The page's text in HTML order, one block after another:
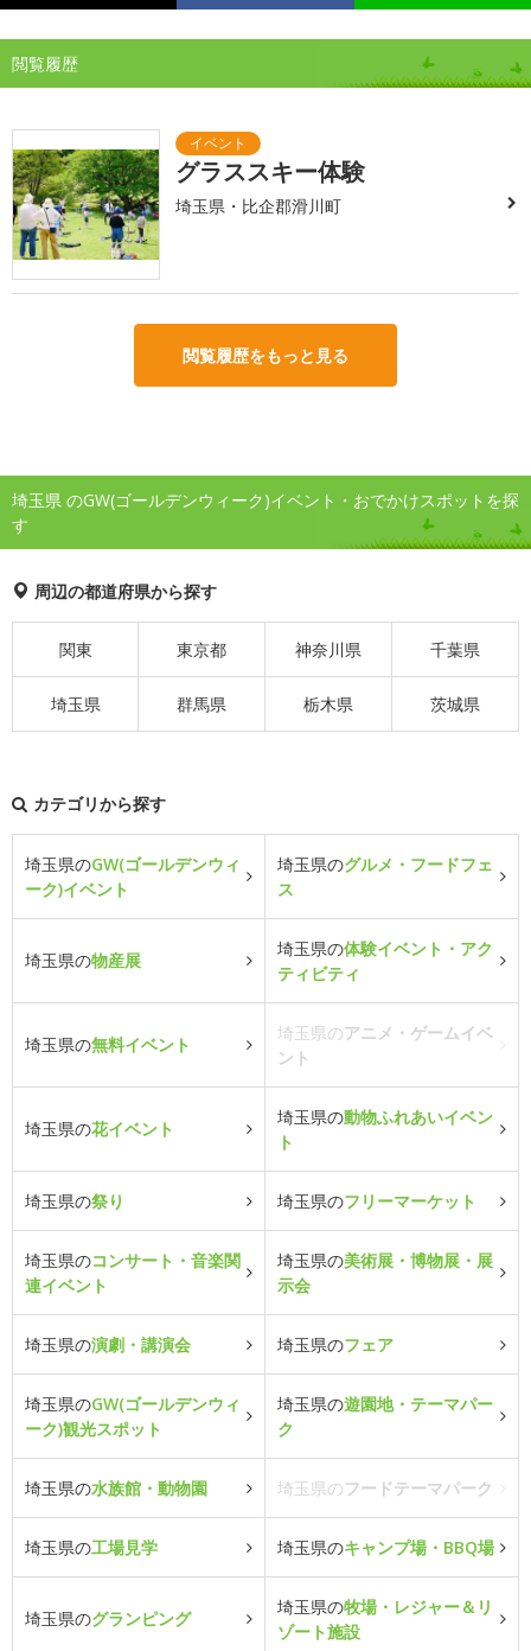
閲覧履歴
グラススキー体験
埼玉県・比企郡滑川町
閲覧履歴をもっと見る
埼玉県 のGW(ゴールデンウィーク)イベント・おでかけスポットを探
す
周辺の都道府県から探す
関東 東京都 神奈川県 千葉県
埼玉県 群馬県 栃木県 茨城県
カテゴリから探す
埼玉県のGW(ゴールデンウィ
ーク)イベント
埼玉県のグルメ・フードフェ
ス
埼玉県の物産展
埼玉県の体験イベント・アク
ティビティ
埼玉県の無料イベント
埼玉県のアニメ・ゲームイベ
ント
埼玉県の花イベント
埼玉県の動物ふれあいイベン
ト
埼玉県の祭り 埼玉県のフリーマーケット
埼玉県のコンサート・音楽関
連イベント
埼玉県の美術展・博物展・展
示会
埼玉県の演劇・講演会 埼玉県のフェア
埼玉県のGW(ゴールデンウィ
ーク)観光スポット
埼玉県の遊園地・テーマパー
ク
埼玉県の水族館・動物園 埼玉県のフードテーマパーク
埼玉県の工場見学 埼玉県のキャンプ場・BBQ場
埼玉県のグランピング
埼玉県の牧場・レジャー＆リ
ゾート施設